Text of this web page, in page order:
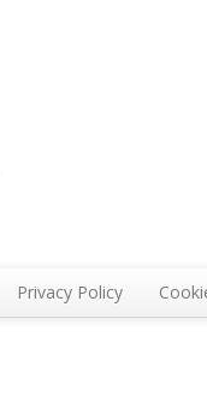
Privacy Policy